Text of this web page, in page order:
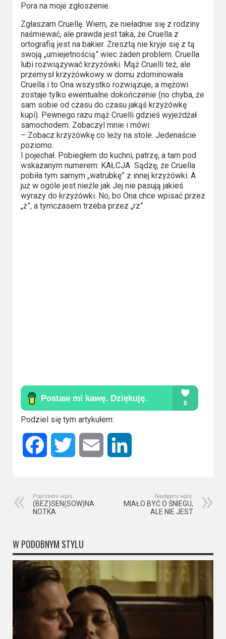
TV
+
Disney+
HBO
Max
Netflix
Sky
Showtime
Podsumowania
2023
2022
2014
Pora na moje zgłoszenie.
Zgłaszam Cruellę. Wiem, ze nieładnie się z rodziny
naśmiewać, ale prawda jest taka, że Cruella z
ortografią jest na bakier. Zresztą nie kryje się z tą
swoją „umiejetnością” wiec żaden problem. Cruella
lubi rozwiązywać krzyżówki. Mąż Cruelli też, ale
przemysł krzyżówkowy w domu zdominowała
Cruella i to Ona wszystko rozwiązuje, a mężowi
zostaje tylko ewentualne dokończenie (no chyba, że
sam sobie od czasu do czasu jakąś krzyżówkę
kupi). Pewnego razu mąż Cruelli gdzieś wyjeżdżał
samochodem. Zobaczyl mnie i mówi:
– Zobacz krzyżówkę co leży na stole. Jedenaście
poziomo.
I pojechał. Pobiegłem do kuchni, patrzę, a tam pod
wskazanym numerem: KAŁCJA Sądzę, że Cruella
pobiła tym samym „watrubkę” z innej krzyżówki. A
już w ogóle jest nieźle jak Jej nie pasują jakieś
wyrazy do krzyżówki. No, bo Ona chce wpisać przez
„ż”, a tymczasem trzeba przez „rz”.
Podziel się tym artykułem:
Facebook Twitter Email
Poprzedni wpis:
(BEZ)SEN(SOW)NA
NOTKA
Następny wpis:
MIAŁO BYĆ O ŚNIEGU,
ALE NIE JEST
W PODOBNYM STYLU